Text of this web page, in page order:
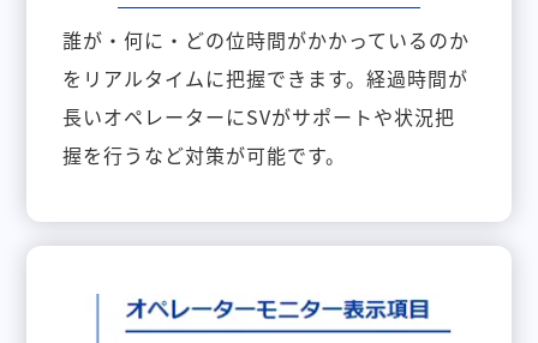
誰が・何に・どの位時間がかかっているのか
をリアルタイムに把握できます。経過時間が
長いオペレーターにSVがサポートや状況把
握を行うなど対策が可能です。